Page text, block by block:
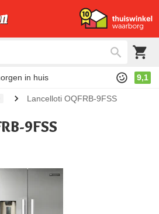
in huis 9,1
Lancelloti OQFRB-9FSS
9FSS